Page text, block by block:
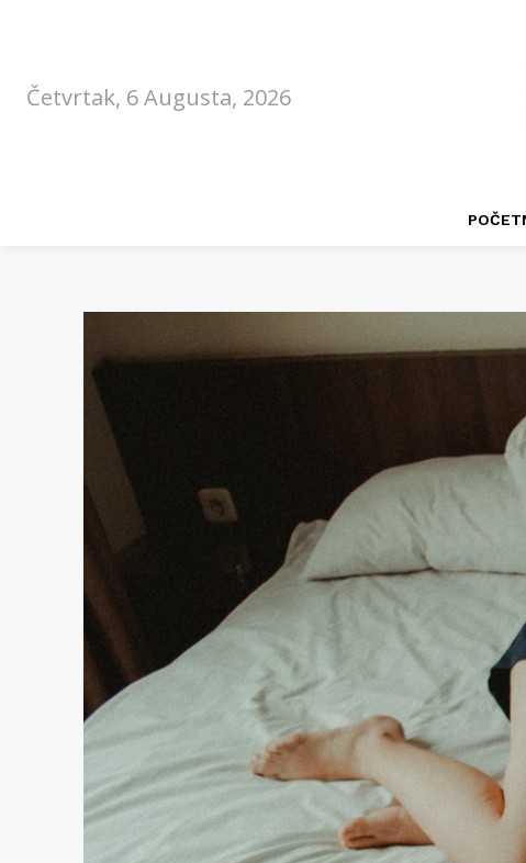
Četvrtak, 6 Augusta, 2026